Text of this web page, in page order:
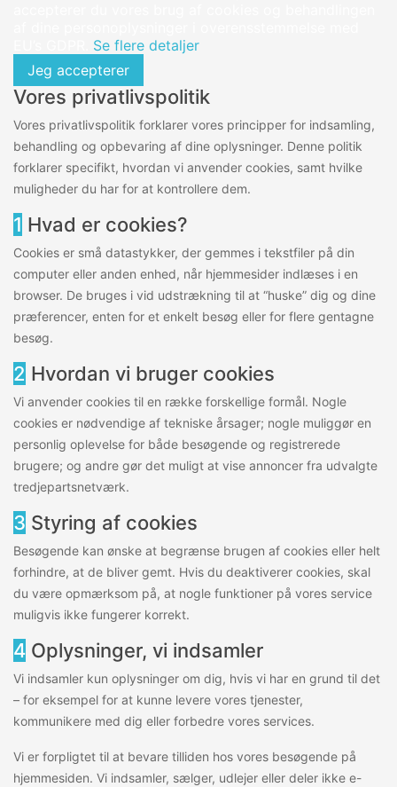
Se flere detaljer
Jeg accepterer
Vores privatlivspolitik
Vores privatlivspolitik forklarer vores principper for indsamling,
behandling og opbevaring af dine oplysninger. Denne politik
forklarer specifikt, hvordan vi anvender cookies, samt hvilke
muligheder du har for at kontrollere dem.
1 Hvad er cookies?
Cookies er små datastykker, der gemmes i tekstfiler på din
computer eller anden enhed, når hjemmesider indlæses i en
browser. De bruges i vid udstrækning til at “huske” dig og dine
præferencer, enten for et enkelt besøg eller for flere gentagne
besøg.
2 Hvordan vi bruger cookies
Vi anvender cookies til en række forskellige formål. Nogle
cookies er nødvendige af tekniske årsager; nogle muliggør en
personlig oplevelse for både besøgende og registrerede
brugere; og andre gør det muligt at vise annoncer fra udvalgte
tredjepartsnetværk.
3 Styring af cookies
Besøgende kan ønske at begrænse brugen af cookies eller helt
forhindre, at de bliver gemt. Hvis du deaktiverer cookies, skal
du være opmærksom på, at nogle funktioner på vores service
muligvis ikke fungerer korrekt.
4 Oplysninger, vi indsamler
Vi indsamler kun oplysninger om dig, hvis vi har en grund til det
– for eksempel for at kunne levere vores tjenester,
kommunikere med dig eller forbedre vores services.
Vi er forpligtet til at bevare tilliden hos vores besøgende på
hjemmesiden. Vi indsamler, sælger, udlejer eller deler ikke e-